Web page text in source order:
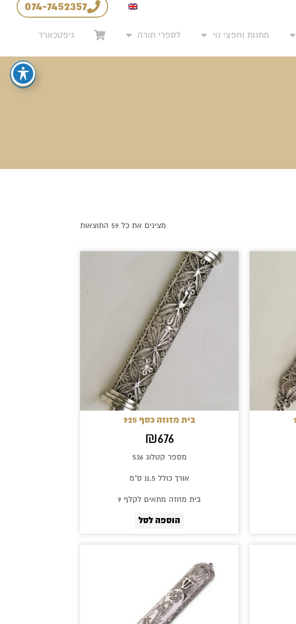
074-7452357
מתנות וחפצי נוי לספרי תורה גיפטכארד
מציגים את כל ⁦59⁩ התוצאות
בית מזוזה כסף 925
₪676
מספר קטלוג 536
אורך כולל 11.5 ס"מ
בית מזוזה מתאים לקלף 9
הוספה לסל